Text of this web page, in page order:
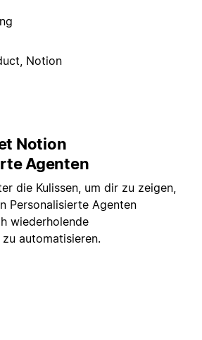
Notion
Notion
Agenten
die Kulissen, um dir zu zeigen,
Personalisierte Agenten
wiederholende
automatisieren.